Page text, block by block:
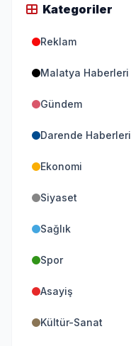
Kategoriler
Reklam
Malatya Haberleri
Gündem
Darende Haberleri
Ekonomi
Siyaset
Sağlık
Spor
Asayiş
Kültür-Sanat